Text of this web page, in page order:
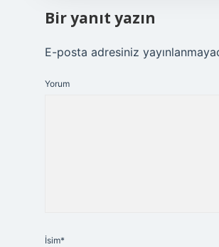
Bir yanıt yazın
E-posta adresiniz
Yorum
İsim*